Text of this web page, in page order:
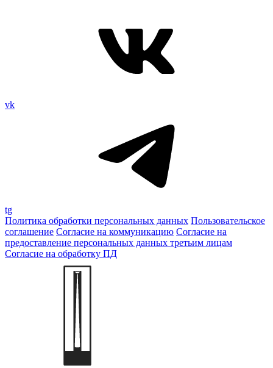
vk
tg
Политика обработки персональных данных Пользовательское
соглашение Согласие на коммуникацию Согласие на
предоставление персональных данных третьим лицам
Согласие на обработку ПД